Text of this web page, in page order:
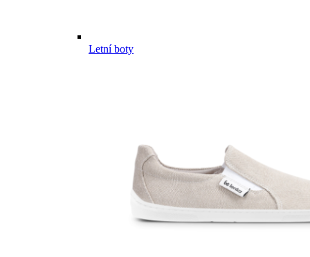
Letní boty